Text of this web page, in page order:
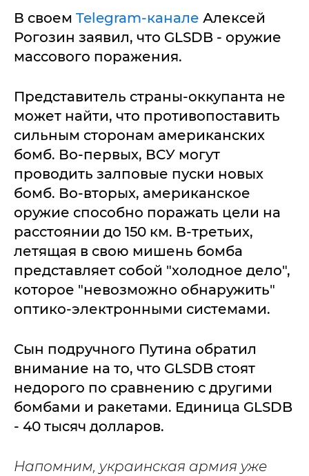
В своем Telegram-канале Алексей
Рогозин заявил, что GLSDB - оружие
массового поражения.
Представитель страны-оккупанта не
может найти, что противопоставить
сильным сторонам американских
бомб. Во-первых, ВСУ могут
проводить залповые пуски новых
бомб. Во-вторых, американское
оружие способно поражать цели на
расстоянии до 150 км. В-третьих,
летящая в свою мишень бомба
представляет собой "холодное дело",
которое "невозможно обнаружить"
оптико-электронными системами.
Сын подручного Путина обратил
внимание на то, что GLSDB стоят
недорого по сравнению с другими
бомбами и ракетами. Единица GLSDB
- 40 тысяч долларов.
Напомним, украинская армия уже